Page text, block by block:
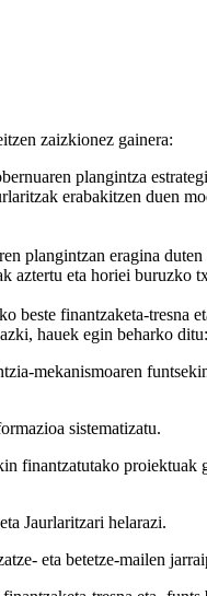
zaizkionez gainera:
plangintza
erabakitzen duen
plangintzan eragina
eta horiei buruzko
finantzaketa-tresna
hauek egin beharko ditu:
mekanismoaren
sistematizatu.
finantzatutako
Jaurlaritzari helarazi.
eta betetze-mailen